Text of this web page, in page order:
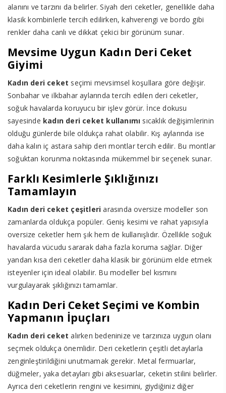
alanını ve tarzını da belirler. Siyah deri ceketler, genellikle daha
klasik kombinlerle tercih edilirken, kahverengi ve bordo gibi
renkler daha canlı ve dikkat çekici bir görünüm sunar.
Mevsime Uygun Kadın Deri Ceket
Giyimi
Kadın deri ceket seçimi mevsimsel koşullara göre değişir.
Sonbahar ve ilkbahar aylarında tercih edilen deri ceketler,
soğuk havalarda koruyucu bir işlev görür. İnce dokusu
sayesinde kadın deri ceket kullanımı sıcaklık değişimlerinin
olduğu günlerde bile oldukça rahat olabilir. Kış aylarında ise
daha kalın iç astara sahip deri montlar tercih edilir. Bu montlar
soğuktan korunma noktasında mükemmel bir seçenek sunar.
Farklı Kesimlerle Şıklığınızı
Tamamlayın
Kadın deri ceket çeşitleri arasında oversize modeller son
zamanlarda oldukça popüler. Geniş kesimi ve rahat yapısıyla
oversize ceketler hem şık hem de kullanışlıdır. Özellikle soğuk
havalarda vücudu sararak daha fazla koruma sağlar. Diğer
yandan kısa deri ceketler daha klasik bir görünüm elde etmek
isteyenler için ideal olabilir. Bu modeller bel kısmını
vurgulayarak şıklığınızı tamamlar.
Kadın Deri Ceket Seçimi ve Kombin
Yapmanın İpuçları
Kadın deri ceket alırken bedeninize ve tarzınıza uygun olanı
seçmek oldukça önemlidir. Deri ceketlerin çeşitli detaylarla
zenginleştirildiğini unutmamak gerekir. Metal fermuarlar,
düğmeler, yaka detayları gibi aksesuarlar, ceketin stilini belirler.
Ayrıca deri ceketlerin rengini ve kesimini, giydiğiniz diğer